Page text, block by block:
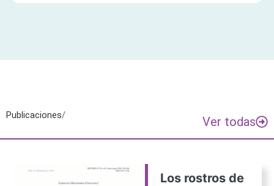
Publicaciones/ Ver todas
Los rostros de